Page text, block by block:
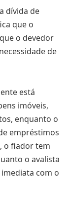
dívida de
que o
o devedor
de
está
imóveis,
enquanto o
empréstimos
o fiador tem
o avalista
com o